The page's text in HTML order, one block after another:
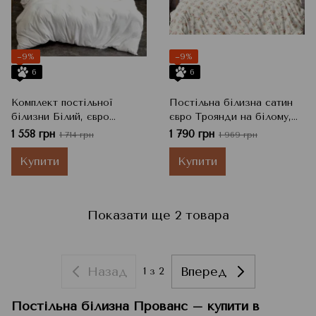
−9%
6
Комплект постільної
білизни Білий, євро
ПРОВАНС 040403
1 558 грн 1 714 грн
Купити
−9%
6
Постільна білизна сатин
євро Троянди на білому,
євро ПРОВАНС 041096
1 790 грн 1 969 грн
Купити
Показати ще 2 товара
Назад 1 з 2 Вперед
Постільна білизна Прованс – купити в